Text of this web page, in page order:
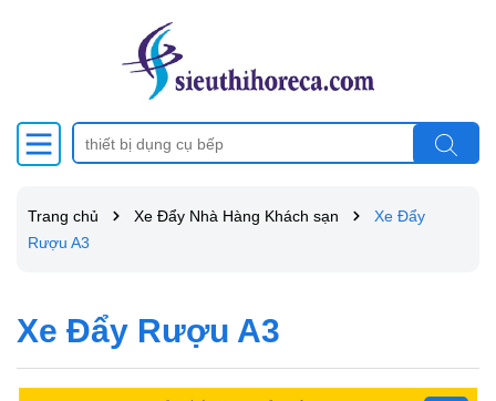
Trang chủ Xe Đẩy Nhà Hàng Khách sạn
Xe Đẩy
Rượu A3
Xe Đẩy Rượu A3